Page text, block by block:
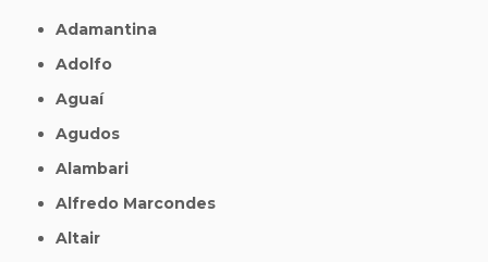
Adamantina
Adolfo
Aguaí
Agudos
Alambari
Alfredo Marcondes
Altair